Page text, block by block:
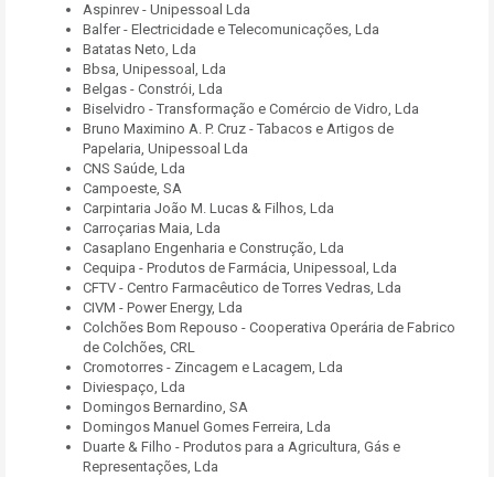
Aspinrev - Unipessoal Lda
Balfer - Electricidade e Telecomunicações, Lda
Batatas Neto, Lda
Bbsa, Unipessoal, Lda
Belgas - Constrói, Lda
Biselvidro - Transformação e Comércio de Vidro, Lda
Bruno Maximino A. P. Cruz - Tabacos e Artigos de
Papelaria, Unipessoal Lda
CNS Saúde, Lda
Campoeste, SA
Carpintaria João M. Lucas & Filhos, Lda
Carroçarias Maia, Lda
Casaplano Engenharia e Construção, Lda
Cequipa - Produtos de Farmácia, Unipessoal, Lda
CFTV - Centro Farmacêutico de Torres Vedras, Lda
CIVM - Power Energy, Lda
Colchões Bom Repouso - Cooperativa Operária de Fabrico
de Colchões, CRL
Cromotorres - Zincagem e Lacagem, Lda
Diviespaço, Lda
Domingos Bernardino, SA
Domingos Manuel Gomes Ferreira, Lda
Duarte & Filho - Produtos para a Agricultura, Gás e
Representações, Lda